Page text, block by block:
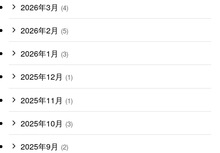
2026年3月 (4)
2026年2月 (5)
2026年1月 (3)
2025年12月 (1)
2025年11月 (1)
2025年10月 (3)
2025年9月 (2)